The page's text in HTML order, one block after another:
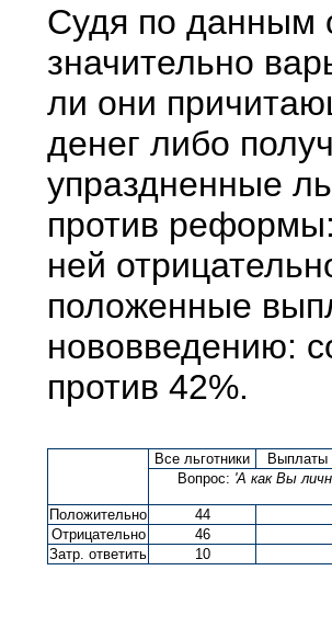
Судя по данным
значительно
ли они
денег либо
упраздненные
против
ней
положенные
нововведению:
против 42%.
Все льготники
Выплаты
Вопрос: 'А как Вы
Положительно 44
Отрицательно
46
Затр. ответить
10